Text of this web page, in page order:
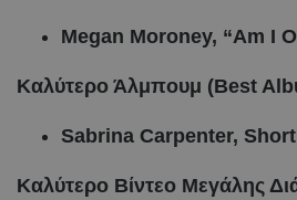
Megan Moroney, “Am I
Καλύτερο Άλμπουμ (Best
Sabrina Carpenter, Short
Καλύτερο Βίντεο Μεγάλης